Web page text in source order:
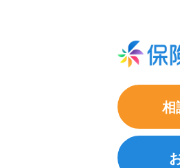
相